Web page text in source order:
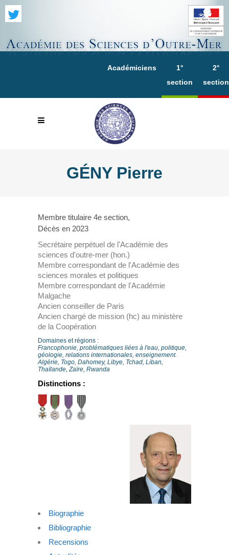
Académiciens
1°
section
2°
section
GÉNY Pierre
Membre titulaire 4e section,
Décès en 2023
Secrétaire perpétuel de l'Académie des
sciences d'outre-mer (hon.)
Membre correspondant de l'Académie des
sciences morales et politiques
Membre correspondant de l'Académie
Malgache
Ancien conseiller de Paris
Ancien chargé de mission (hc) au ministère
de la Coopération
Domaines et régions :
Francophonie, problématiques liées à l'eau, politique,
géologie, relations internationales, enseignement.
Algérie, Togo, Dahomey, Libye, Tchad, Liban,
Thaïlande, Zaïre, Rwanda
Distinctions :
Biographie
Bibliographie
Recensions